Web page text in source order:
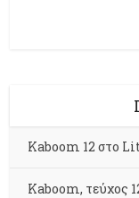
Kaboom 12 στο
Kaboom, τεύχος